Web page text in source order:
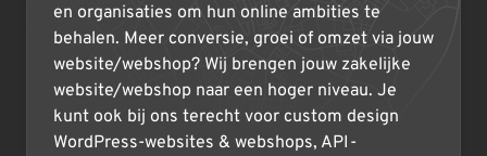
en organisaties om hun online ambities te
behalen. Meer conversie, groei of omzet via jouw
website/webshop? Wij brengen jouw zakelijke
website/webshop naar een hoger niveau. Je
kunt ook bij ons terecht voor custom design
WordPress-websites & webshops, API-